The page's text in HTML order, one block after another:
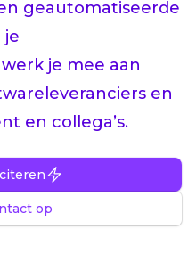
geautomatiseerde
je
je mee aan
en
en collega’s.
op